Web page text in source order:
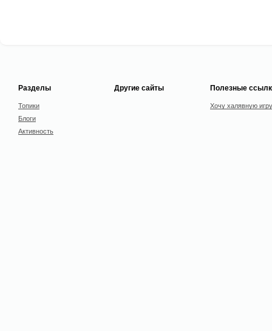
Разделы
Топики
Блоги
Активность
Другие сайты Полезные
Хочу халявную игру